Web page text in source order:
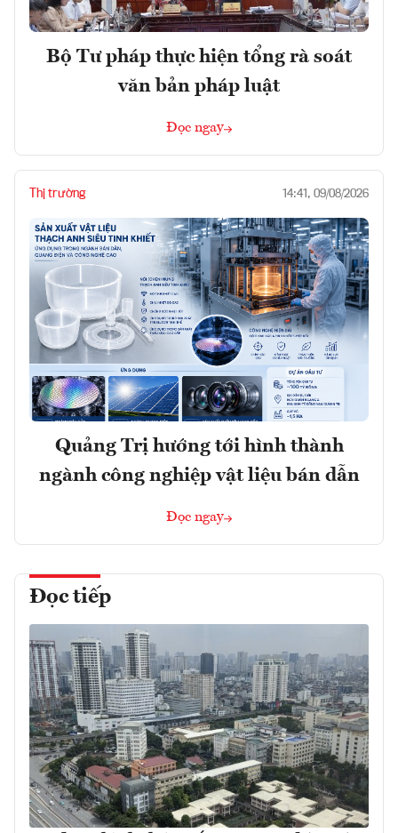
Bộ Tư pháp thực hiện tổng rà soát
văn bản pháp luật
Đọc ngay
Thị trường 14:41, 09/08/2026
Quảng Trị hướng tới hình thành
ngành công nghiệp vật liệu bán dẫn
Đọc ngay
Đọc tiếp